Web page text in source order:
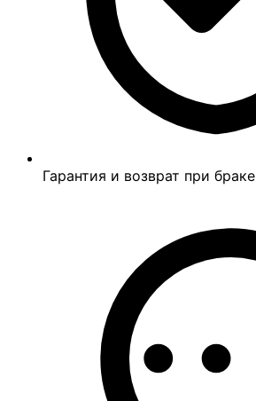
Гарантия и возврат при браке